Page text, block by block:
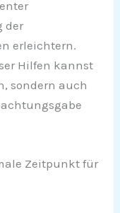
der
erleichtern.
Hilfen kannst
sondern auch
Zeitpunkt für